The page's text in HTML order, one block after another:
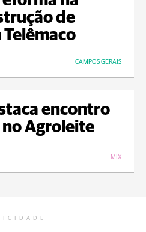
de
CAMPOS GERAIS
encontro
no Agroleite
MIX